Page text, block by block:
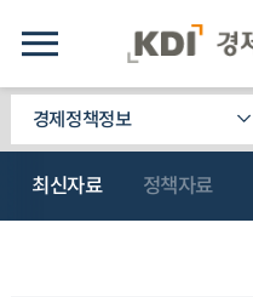
경제정책정보
최신자료 정책자료